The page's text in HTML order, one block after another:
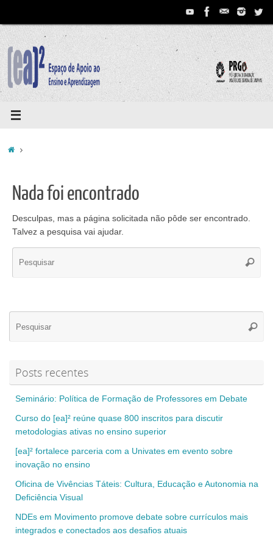
conteúdo
Home
Nada foi encontrado
Desculpas, mas a página solicitada não pôde ser encontrado.
Talvez a pesquisa vai ajudar.
Posts recentes
Seminário: Política de Formação de Professores em Debate
Curso do [ea]² reúne quase 800 inscritos para discutir
metodologias ativas no ensino superior
[ea]² fortalece parceria com a Univates em evento sobre
inovação no ensino
Oficina de Vivências Táteis: Cultura, Educação e Autonomia na
Deficiência Visual
NDEs em Movimento promove debate sobre currículos mais
integrados e conectados aos desafios atuais